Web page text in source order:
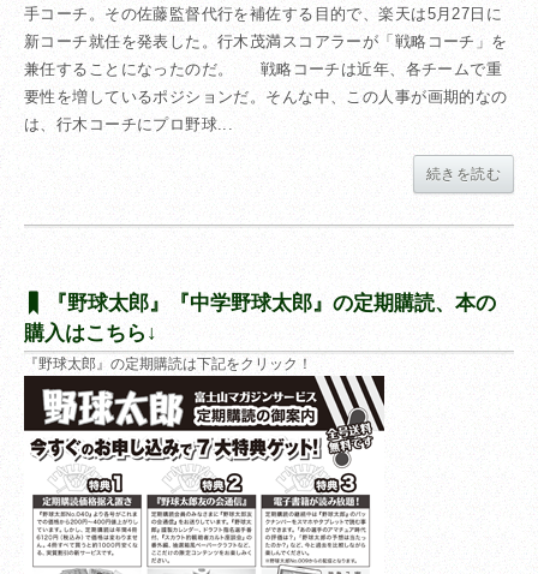
手コーチ。その佐藤監督代行を補佐する目的で、楽天は5月27日に
新コーチ就任を発表した。行木茂満スコアラーが「戦略コーチ」を
兼任することになったのだ。 戦略コーチは近年、各チームで重
要性を増しているポジションだ。そんな中、この人事が画期的なの
は、行木コーチにプロ野球...
続きを読む
『野球太郎』『中学野球太郎』の定期購読、本の
購入はこちら↓
『野球太郎』の定期購読は下記をクリック！